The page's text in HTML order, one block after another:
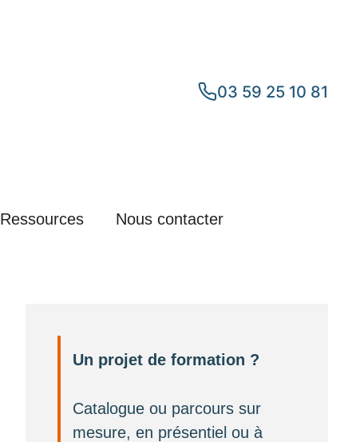
03 59 25 10 81
Ressources
Nous contacter
Un projet de formation ?
Catalogue ou parcours sur
mesure, en présentiel ou à